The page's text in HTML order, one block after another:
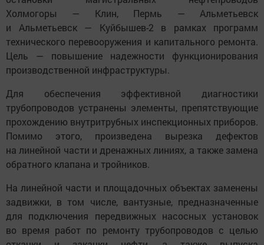
Холмогоры — Клин, Пермь — Альметьевск
и Альметьевск — Куйбышев-2 в рамках программ
технического перевооружения и капитального ремонта.
Цель — повышение надежности функционирования
производственной инфраструктуры.
Для обеспечения эффективной диагностики
трубопроводов устранены элементы, препятствующие
прохождению внутритрубных инспекционных приборов.
Помимо этого, произведена вырезка дефектов
на линейной части и дренажных линиях, а также замена
обратного клапана и тройников.
На линейной части и площадочных объектах заменены
задвижки, в том числе, вантузные, предназначенные
для подключения передвижных насосных установок
во время работ по ремонту трубопроводов с целью